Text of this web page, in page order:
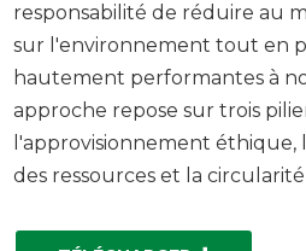
responsabilité de réduire au
sur l'environnement tout en
hautement performantes à
approche repose sur trois
l'approvisionnement
des ressources et la